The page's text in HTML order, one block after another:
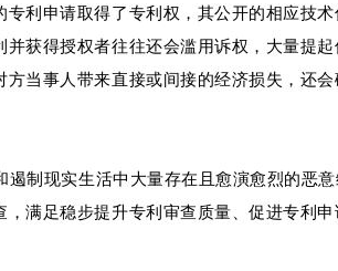
利申请取得了专利权，其公开的相应技
获得授权者往往还会滥用诉权，大量提
当事人带来直接或间接的经济损失，还
制现实生活中大量存在且愈演愈烈的恶
满足稳步提升专利审查质量、促进专利申